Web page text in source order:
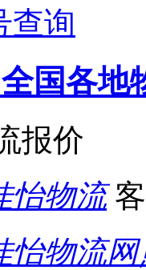
查询
国各地
报价
怡物流客
怡物流